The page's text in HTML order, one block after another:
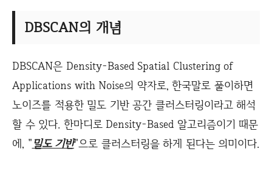
DBSCAN의 개념
DBSCAN은 Density-Based Spatial Clustering of
Applications with Noise의 약자로, 한국말로 풀이하면
노이즈를 적용한 밀도 기반 공간 클러스터링이라고 해석
할 수 있다. 한마디로 Density-Based 알고리즘이기 때문
에, "밀도 기반"으로 클러스터링을 하게 된다는 의미이다.